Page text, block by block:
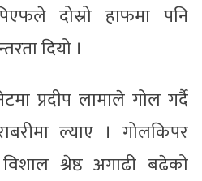
दोस्रो हाफमा पनि
दियो ।
प्रदीप लामाले गोल गर्दै
ल्याए । गोलकिपर
श्रेष्ठ अगाढी बढेको